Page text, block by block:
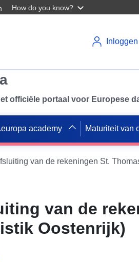
How do you know?
Inloggen
officiële portaal voor Europese
academy Maturiteit van
van de rekeningen St.
van de
Oostenrijk)